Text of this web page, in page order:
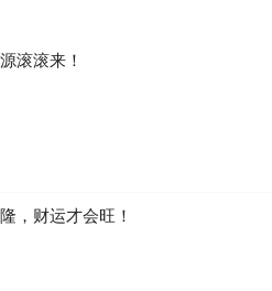
滚滚来！
，财运才会旺！